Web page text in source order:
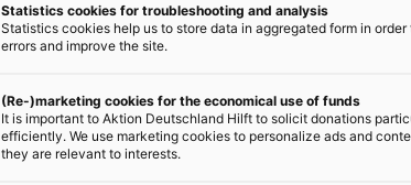
Statistics cookies for troubleshooting and analysis
Statistics cookies help us to store data in aggregated form in
errors and improve the site.
(Re-)marketing cookies for the economical use of funds
It is important to Aktion Deutschland Hilft to solicit donations
efficiently. We use marketing cookies to personalize ads and
they are relevant to interests.